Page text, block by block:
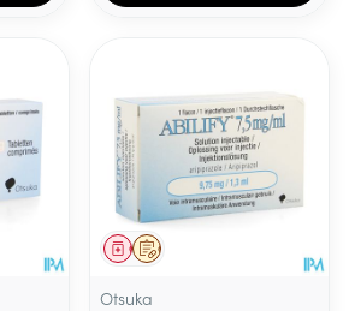
Op voorschrift
Geneesmiddel
Otsuka